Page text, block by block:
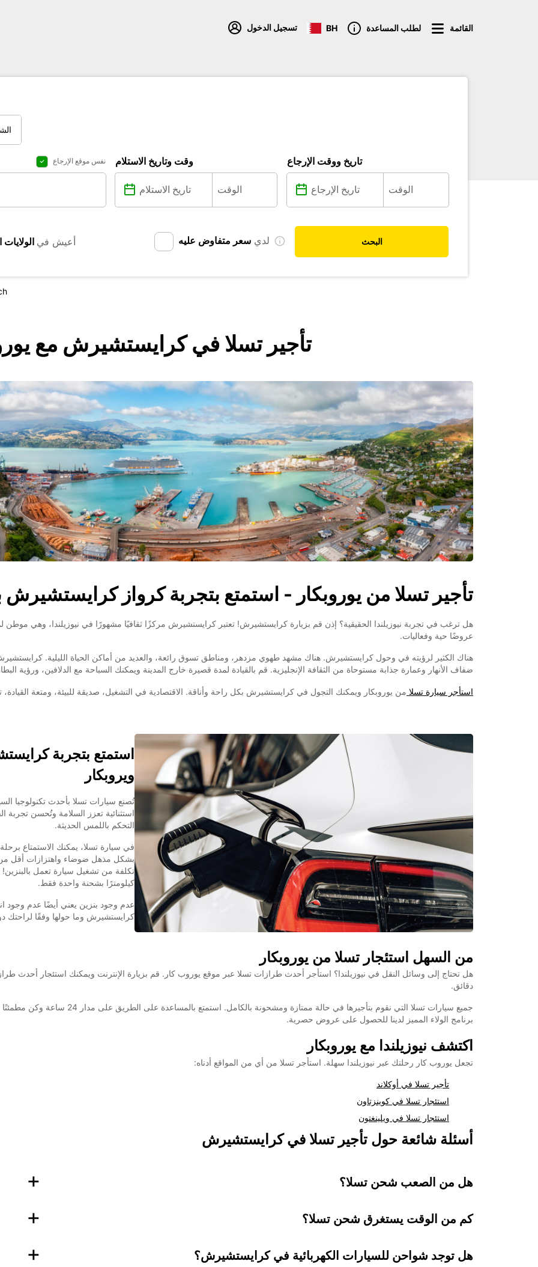
تسجيل الدخول BH لطلب المساعدة القائمة
نفس موقع الإرجاع وقت وتاريخ الاستلام تاريخ ووقت الإرجاع
أعيش في لدي سعر متفاوض عليه البحث
تأجير تسلا في كرايستشيرش مع
تأجير تسلا من يوروبكار - استمتع بتجربة كرواز كرايستشيرش
هل ترغب في تجربة نيوزيلندا الحقيقية؟ إذن قم بزيارة كرايستشيرش! تعتبر كرايستشيرش مركزًا ثقافيًا مشهورًا في نيوزيلندا، وهي
عروضًا حية وفعاليات.
هناك الكثير لرؤيته في وحول كرايستشيرش. هناك مشهد طهوي مزدهر، ومناطق تسوق رائعة، والعديد من أماكن الحياة الليلية.
ضفاف الأنهار وعمارة جذابة مستوحاة من الثقافة الإنجليزية. قم بالقيادة لمدة قصيرة خارج المدينة ويمكنك السباحة مع الدلافين، ورؤية
استأجر سيارة تسلا من يوروبكار ويمكنك التجول في كرايستشيرش بكل راحة وأناقة. الاقتصادية في التشغيل، صديقة للبيئة، ومتعة القيادة،
استمتع بتجربة
ويروبكار
تُصنع سيارات تسلا بأحدث تكنولوجيا
استثنائية تعزز السلامة وتُحسن تجربة
التحكم باللمس الحديثة.
في سيارة تسلا، يمكنك الاستمتاع
بشكل مذهل ضوضاء واهتزازات أقل من
كيلومترًا بشحنة واحدة فقط.
عدم وجود بنزين يعني أيضًا عدم وجود
كرايستشيرش وما حولها وفقًا لراحتك دون
من السهل استئجار تسلا من يوروبكار
هل تحتاج إلى وسائل النقل في نيوزيلندا؟ استأجر أحدث طرازات تسلا عبر موقع يوروب كار. قم بزيارة الإنترنت ويمكنك استئجار أحدث طراز S
دقائق.
جميع سيارات تسلا التي نقوم بتأجيرها في
برنامج الولاء المميز لدينا للحصول على عروض حصرية.
اكتشف نيوزيلندا مع يوروبكار
تجعل يوروب كار رحلتك عبر نيوزيلندا سهلة. استأجر تسلا من أي من المواقع أدناه:
تأجير تسلا في أوكلاند
استئجار تسلا في كوينزتاون
استئجار تسلا في ويلينغتون
أسئلة شائعة حول تأجير تسلا في كرايستشيرش
هل من الصعب شحن تسلا؟ +
كم من الوقت يستغرق شحن تسلا؟ +
هل توجد شواحن للسيارات الكهربائية في كرايستشيرش؟ +